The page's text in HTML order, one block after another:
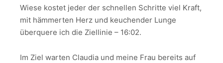
Wiese kostet jeder der schnellen Schritte viel Kraft,
mit hämmerten Herz und keuchender Lunge
überquere ich die Ziellinie – 16:02.
Im Ziel warten Claudia und meine Frau bereits auf